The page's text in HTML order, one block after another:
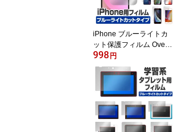
iPhone ブルーライトカ
ット保護フィルム OverL
ay Eye Protector for iPho
ne ブルーライトカット
アップル アイフォン ア
イフォーン ミヤビックス
日本製
998円